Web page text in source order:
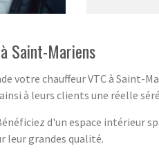
Saint-Mariens
votre chauffeur VTC à
à leurs clients une réelle
d'un espace intérieur
leur grandes qualité.